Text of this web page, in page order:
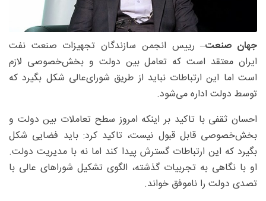
جهان صنعت– رییس انجمن سازندگان تجهیزات صنعت نفت
ایران معتقد است که تعامل بین دولت و بخش‌خصوصی لازم
است اما این ارتباطات نباید از طریق شورای‌عالی شکل بگیرد که
توسط دولت اداره می‌شود.
احسان ثقفی با تاکید بر اینکه امروز سطح تعاملات بین دولت و
بخش‌خصوصی قابل قبول نیست، تاکید کرد: باید فضایی شکل
بگیرد که این ارتباطات گسترش پیدا کند اما نه با مدیریت دولت.
او با نگاهی به تجربیات گذشته، الگوی تشکیل شوراهای عالی با
تصدی دولت را ناموفق خواند.